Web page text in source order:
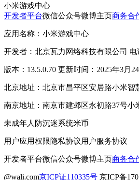
小米游戏中心
开发者平台微信公众号微博主页商务合
应用名称：小米游戏中心
开发者：北京瓦力网络科技有限公司 电
版本：13.5.0.70 更新时间：2025年3月24
北京地址：北京市昌平区安居路小米智
南京地址：南京市建邺区永初路37号小
未成年人防沉迷系统米币
用户应用权限隐私协议用户服务协议
开发者平台微信公众号微博主页商务合
@wali.com京ICP证110335号 京ICP备